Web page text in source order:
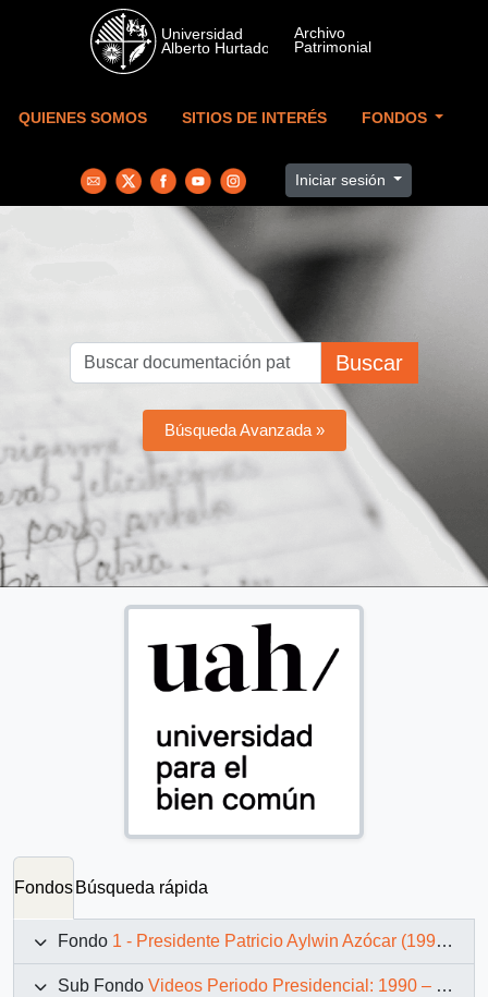
Skip to main content
QUIENES SOMOS SITIOS DE INTERÉS FONDOS
Iniciar sesión
Buscar
Búsqueda Avanzada »
Fondos Búsqueda rápida
Fondo 1 - Presidente Patricio Aylwin Azócar (1990-1994)
Sub Fondo Videos Periodo Presidencial: 1990 – 1994